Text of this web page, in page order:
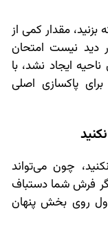
مقدار کمی از
نیست امتحان
ایجاد نشد، با
پاکسازی اصلی
چون می‌تواند
فرش شما دستباف
روی بخش پنهان